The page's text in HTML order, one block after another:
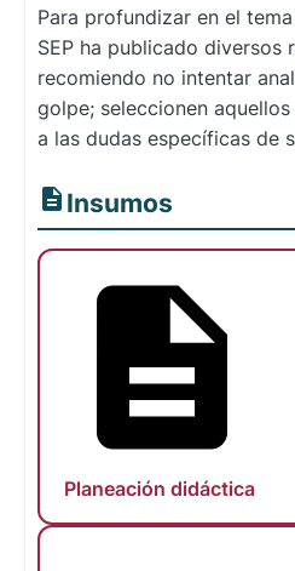
Para profundizar en el
SEP ha publicado diversos
recomiendo no intentar
golpe; seleccionen
a las dudas específicas de
Insumos
Planeación didáctica